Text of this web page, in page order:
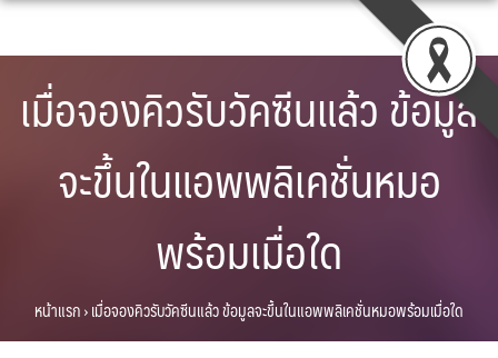
Skip
เมื่อจองคิวรับวัคซีนแล้ว ข้อมูล
จะขึ้นในแอพพลิเคชั่นหมอ
พร้อมเมื่อใด
หน้าแรก›เมื่อจองคิวรับวัคซีนแล้ว ข้อมูลจะขึ้นในแอพพลิเคชั่นหมอพร้อมเมื่อใด